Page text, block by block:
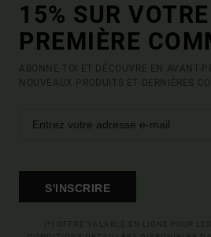
15% SUR VOTRE
PREMIÈRE
ABONNE-TOI ET DÉCOUVRE EN AVANT-
NOUVEAUX PRODUITS ET DERNIÈRES
S'INSCRIRE